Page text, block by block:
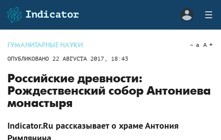
ГУМАНИТАРНЫЕ НАУКИ
ОПУБЛИКОВАНО 22 АВГУСТА 2017, 18:43
a A
Российские древности:
Рождественский собор Антониева
монастыря
Indicator.Ru рассказывает о храме Антония